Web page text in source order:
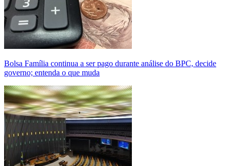
Bolsa Família continua a ser pago durante análise do BPC, decide
governo; entenda o que muda